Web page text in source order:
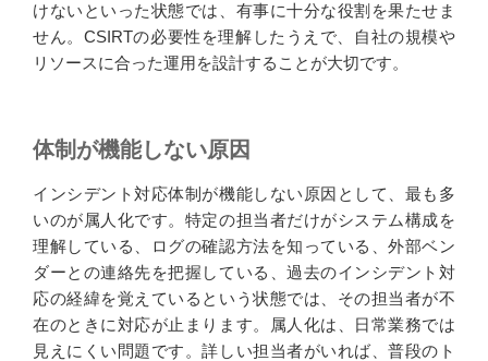
けないといった状態では、有事に十分な役割を果たせま
せん。CSIRTの必要性を理解したうえで、自社の規模や
リソースに合った運用を設計することが大切です。
体制が機能しない原因
インシデント対応体制が機能しない原因として、最も多
いのが属人化です。特定の担当者だけがシステム構成を
理解している、ログの確認方法を知っている、外部ベン
ダーとの連絡先を把握している、過去のインシデント対
応の経緯を覚えているという状態では、その担当者が不
在のときに対応が止まります。属人化は、日常業務では
見えにくい問題です。詳しい担当者がいれば、普段のト